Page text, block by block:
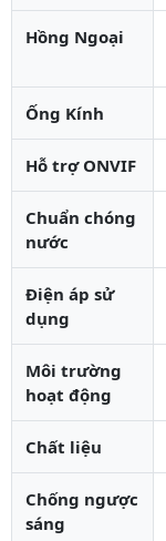
Hồng Ngoại
Ống Kính
Hỗ trợ ONVIF
Chuẩn chóng
nước
Điện áp sử
dụng
Môi trường
hoạt động
Chất liệu
Chống ngược
sáng